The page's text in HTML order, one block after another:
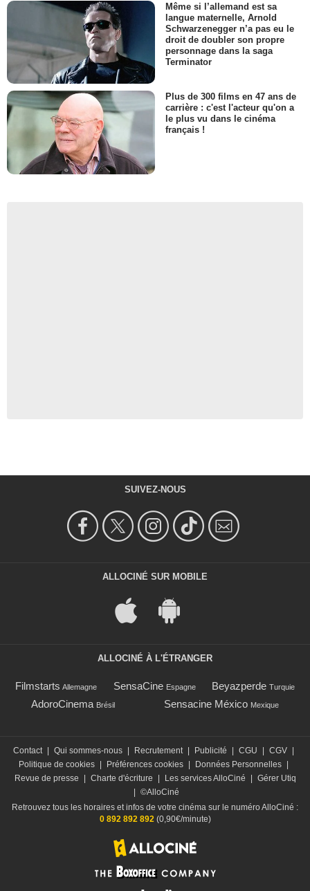
Même si l’allemand est sa
langue maternelle, Arnold
Schwarzenegger n’a pas eu le
droit de doubler son propre
personnage dans la saga
Terminator
Plus de 300 films en 47 ans de
carrière : c'est l'acteur qu'on a
le plus vu dans le cinéma
français !
SUIVEZ-NOUS
ALLOCINÉ SUR MOBILE
ALLOCINÉ À L'ÉTRANGER
Filmstarts Allemagne SensaCine Espagne Beyazperde Turquie
AdoroCinema Brésil Sensacine México Mexique
Contact | Qui sommes-nous | Recrutement | Publicité | CGU | CGV |
Politique de cookies | Préférences cookies | Données Personnelles |
Revue de presse
| Charte d'écriture | Les services AlloCiné | Gérer Utiq
| ©AlloCiné
Retrouvez tous les horaires et infos de votre cinéma sur le numéro AlloCiné :
0 892 892 892 (0,90€/minute)